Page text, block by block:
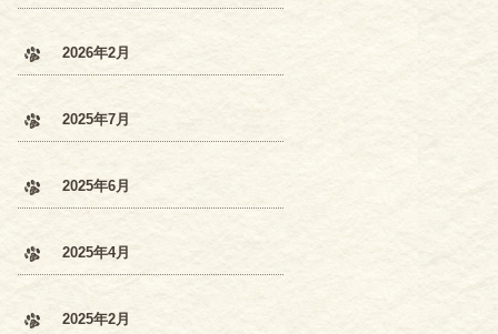
2026年2月
2025年7月
2025年6月
2025年4月
2025年2月